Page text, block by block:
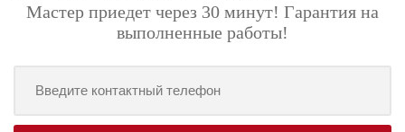
Мастер приедет через 30 минут! Гарантия на